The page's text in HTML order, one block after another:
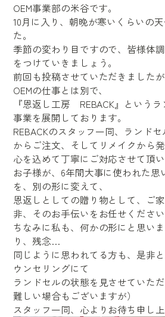
OEM事業部の米谷です。
10月に入り、朝晩が寒いくらいの
た。
季節の変わり目ですので、皆様体
をつけていきましょう。
前回も投稿させていただきましたが
OEMの仕事とは別で、
『恩返し工房 REBACK』という
事業を展開しております。
REBACKのスタッフ一同、ランド
からご注文、そしてリメイクから発
心を込めて丁寧にご対応させて頂い
お子様が、6年間大事に使われた思
を、別の形に変えて、
恩返しとしての贈り物として、ご
非、そのお手伝いをお任せください
ちなみに私も、何かの形にと思い
り、残念…
同じように思われてる方も、是非
ウンセリングにて
ランドセルの状態を見させていた
難しい場合もございますが）
スタッフ一同、心よりお待ち申し上